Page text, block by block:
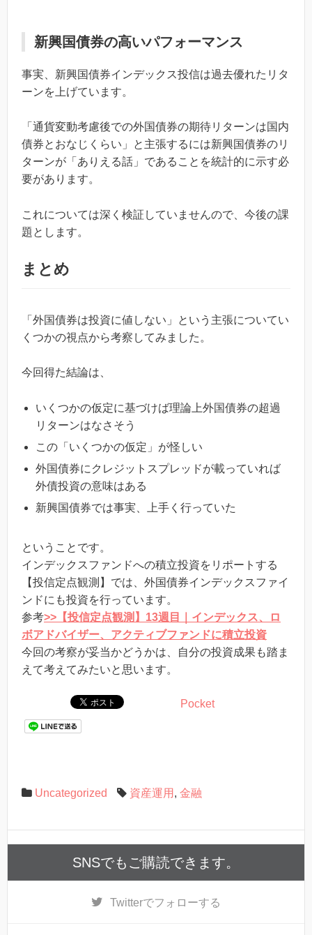
新興国債券の高いパフォーマンス
事実、新興国債券インデックス投信は過去優れたリタ
ーンを上げています。
「通貨変動考慮後での外国債券の期待リターンは国内
債券とおなじくらい」と主張するには新興国債券のリ
ターンが「ありえる話」であることを統計的に示す必
要があります。
これについては深く検証していませんので、今後の課
題とします。
まとめ
「外国債券は投資に値しない」という主張についてい
くつかの視点から考察してみました。
今回得た結論は、
いくつかの仮定に基づけば理論上外国債券の超過
リターンはなさそう
この「いくつかの仮定」が怪しい
外国債券にクレジットスプレッドが載っていれば
外債投資の意味はある
新興国債券では事実、上手く行っていた
ということです。
インデックスファンドへの積立投資をリポートする
【投信定点観測】では、外国債券インデックスファイ
ンドにも投資を行っています。
参考>>【投信定点観測】13週目｜インデックス、ロ
ボアドバイザー、アクティブファンドに積立投資
今回の考察が妥当かどうかは、自分の投資成果も踏ま
えて考えてみたいと思います。
Pocket
Uncategorized 資産運用 , 金融
SNSでもご購読できます。
Twitterでフォローする